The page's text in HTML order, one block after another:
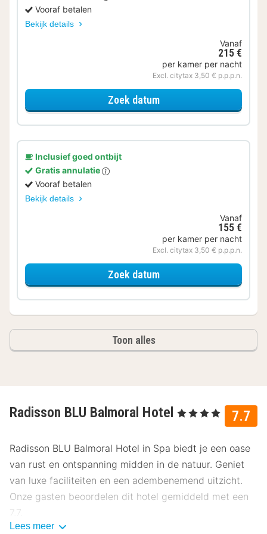
Vooraf betalen
Bekijk details
Vanaf
215 €
per kamer per nacht
Excl. citytax 3,50 € p.p.p.n.
Zoek datumvoor Samen genieten
Inclusief goed ontbijt
Gratis annulatie
Vooraf betalen
Bekijk details
Vanaf
155 €
per kamer per nacht
Excl. citytax 3,50 € p.p.p.n.
Zoek datumvoor Superior kamer
Toon alles
7.7
Radisson BLU Balmoral Hotel , 4 Sterren
Radisson BLU Balmoral Hotel in Spa biedt je een oase
van rust en ontspanning midden in de natuur. Geniet
van luxe faciliteiten en een adembenemend uitzicht.
Onze gasten beoordelen dit hotel gemiddeld met een
7.7.
Lees meer